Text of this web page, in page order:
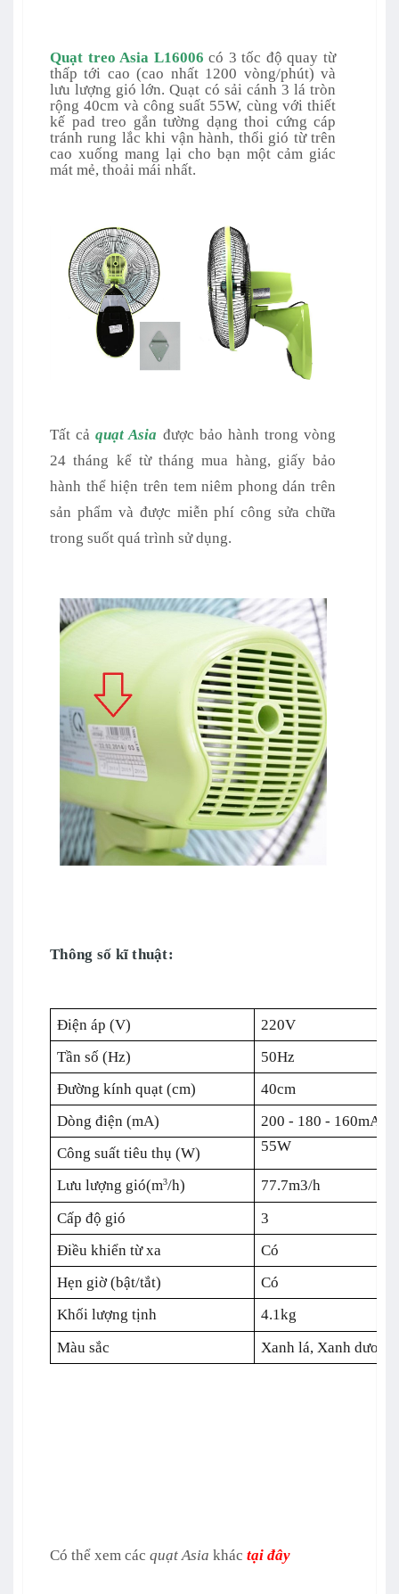
Quạt treo Asia L16006 có 3 tốc độ quay từ
thấp tới cao (cao nhất 1200 vòng/phút) và
lưu lượng gió lớn. Quạt có sải cánh 3 lá tròn
rộng 40cm và công suất 55W, cùng với thiết
kế pad treo gắn tường dạng thoi cứng cáp
tránh rung lắc khi vận hành, thổi gió từ trên
cao xuống mang lại cho bạn một cảm giác
mát mẻ, thoải mái nhất.
Tất cảquạt Asia được bảo hành trong vòng
24 tháng kể từ tháng mua hàng, giấy bảo
hành thể hiện trên tem niêm phong dán trên
sản phẩm và được miễn phí công sửa chữa
trong suốt quá trình sử dụng.
Thông số kĩ thuật:
Điện áp (V)
220V
Tần số (Hz)
50Hz
Đường kính quạt (cm)
40cm
Dòng điện (mA)
200 - 180 - 160mA
Công suất tiêu thụ (W)
55W
Lưu lượng gió(m3/h)
77.7m3/h
Cấp độ gió
3
Điều khiển từ xa
Có
Hẹn giờ (bật/tắt)
Có
Khối lượng tịnh
4.1kg
Màu sắc
Xanh lá, Xanh dương
Có thể xem các quạt Asia khác tại đây